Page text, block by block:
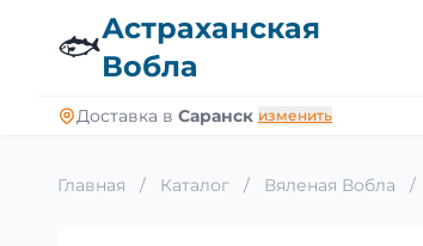
🐟Астраханская
Вобла
Доставка в Саранск изменить
Главная / Каталог / Вяленая Вобла /